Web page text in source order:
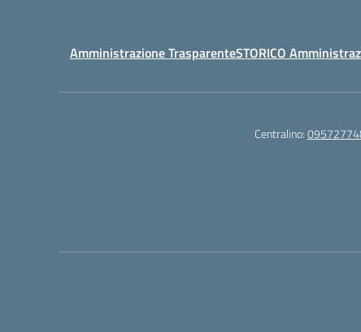
Amministrazione TrasparenteSTORICO
Centralino: